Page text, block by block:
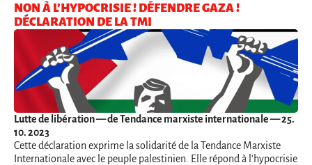
NON À L’HYPOCRISIE ! DÉFENDRE GAZA !
DÉCLARATION DE LA TMI
Lutte de libération— de Tendance marxiste internationale — 25.
10. 2023
Cette déclaration exprime la solidarité de la Tendance Marxiste
Internationale avec le peuple palestinien. Elle répond à l'hypocrisie